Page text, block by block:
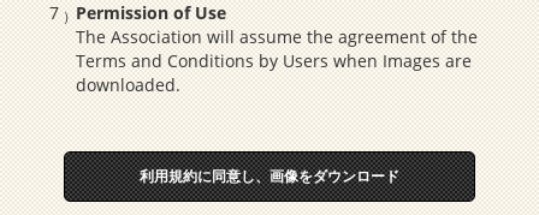
Permission of Use
The Association will assume the agreement of the
Terms and Conditions by Users when Images are
downloaded.
利用規約に同意し、画像をダウンロード